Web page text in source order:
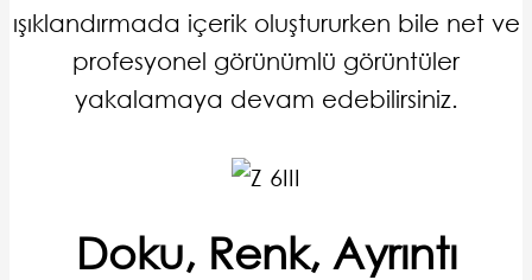
ışıklandırmada içerik oluştururken bile net ve
profesyonel görünümlü görüntüler
yakalamaya devam edebilirsiniz.
Doku, Renk, Ayrıntı